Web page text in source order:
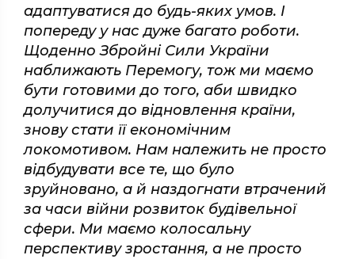
адаптуватися до будь-яких умов. І
попереду у нас дуже багато роботи.
Щоденно Збройні Сили України
наближають Перемогу, тож ми маємо
бути готовими до того, аби швидко
долучитися до відновлення країни,
знову стати її економічним
локомотивом. Нам належить не просто
відбудувати все те, що було
зруйновано, а й наздогнати втрачений
за часи війни розвиток будівельної
сфери. Ми маємо колосальну
перспективу зростання, а не просто